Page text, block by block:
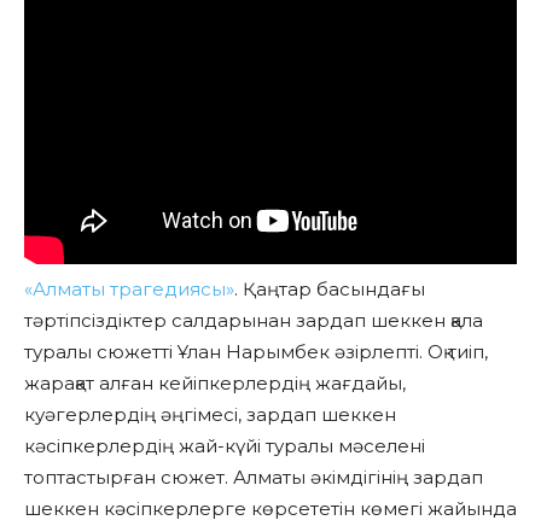
«Алматы трагедиясы». Қаңтар басындағы
тәртіпсіздіктер салдарынан зардап шеккен қала
туралы сюжетті Ұлан Нарымбек әзірлепті. Оқ тиіп,
жарақат алған кейіпкерлердің жағдайы,
куәгерлердің әңгімесі, зардап шеккен
кәсіпкерлердің жай-күйі туралы мәселені
топтастырған сюжет. Алматы әкімдігінің зардап
шеккен кәсіпкерлерге көрсететін көмегі жайында